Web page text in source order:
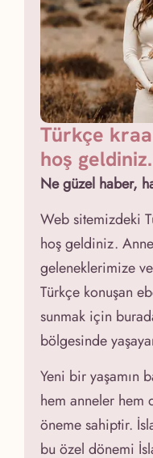
Türkçe
hoş geldiniz.
Ne güzel haber,
Web sitemizdeki
hoş geldiniz.
geleneklerimize
Türkçe konuşan
sunmak için
bölgesinde
Yeni bir yaşamın
hem anneler
öneme sahiptir.
bu özel dönemi